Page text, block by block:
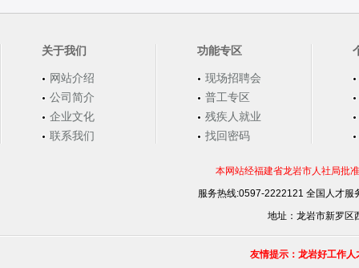
关于我们
网站介绍
公司简介
企业文化
联系我们
功能专区
现场招聘会
普工专区
残疾人就业
找回密码
本网站经福建省龙岩市人社局批
服务热线:0597-2222121 全国人才
地址：龙岩市新罗区
友情提示：龙岩好工作